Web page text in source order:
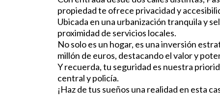
propiedad te ofrece privacidad y
Ubicada en una urbanización tranquila y
proximidad de servicios locales.
No solo es un hogar, es una inversión
millón de euros, destacando el valor y
Y recuerda, tu seguridad es nuestra
central y policía.
¡Haz de tus sueños una realidad en esta